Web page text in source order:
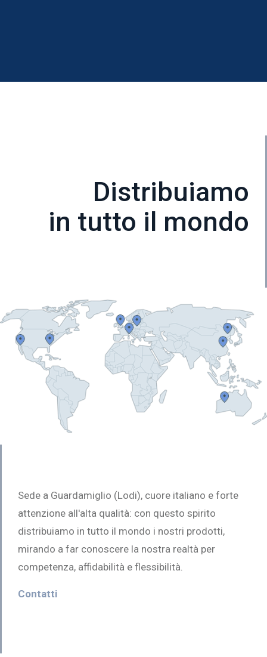
Distribuiamo
in tutto il mondo
Sede a Guardamiglio (Lodi), cuore italiano e forte
attenzione all'alta qualità: con questo spirito
distribuiamo in tutto il mondo i nostri prodotti,
mirando a far conoscere la nostra realtà per
competenza, affidabilità e flessibilità.
Contatti